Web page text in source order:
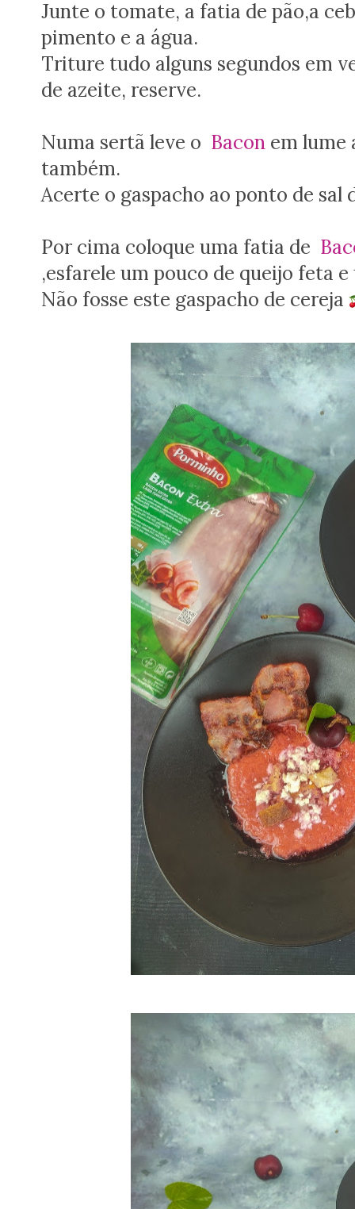
Junte o tomate, a fatia de pão,a
pimento e a água.
Triture tudo alguns segundos em
de azeite, reserve.
Numa sertã leve o Bacon em lume
também.
Acerte o gaspacho ao ponto de
Por cima coloque uma fatia de
,esfarele um pouco de queijo feta
Não fosse este gaspacho de cereja